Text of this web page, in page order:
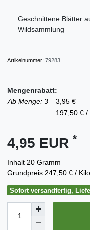
Geschnittene Blätter
Wildsammlung
Artikelnummer: 79283
Mengenrabatt:
Ab Menge: 3
3,95 €
197,50 € /
4,95 EUR *
Inhalt 20 Gramm
Grundpreis 247,50 € /
Sofort versandfertig,